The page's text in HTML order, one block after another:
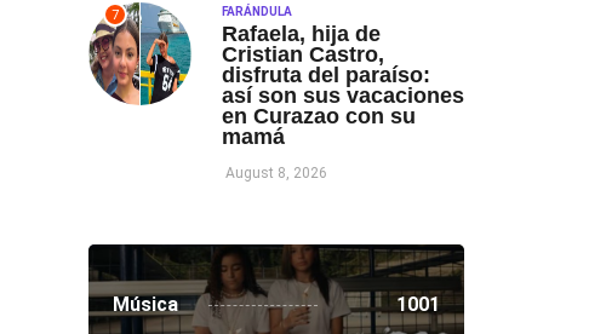
7 FARÁNDULA
Rafaela, hija de
Cristian Castro,
disfruta del paraíso:
así son sus vacaciones
en Curazao con su
mamá
August 8, 2026
Música 1001